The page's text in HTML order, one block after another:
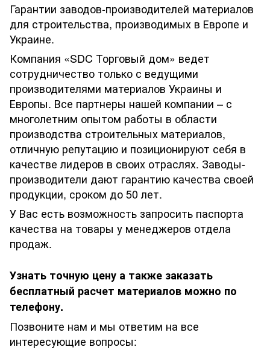
Гарантии заводов-производителей материалов
для строительства, производимых в Европе и
Украине.
Компания «SDC Торговый дом» ведет
сотрудничество только с ведущими
производителями материалов Украины и
Европы. Все партнеры нашей компании – с
многолетним опытом работы в области
производства строительных материалов,
отличную репутацию и позиционируют себя в
качестве лидеров в своих отраслях. Заводы-
производители дают гарантию качества своей
продукции, сроком до 50 лет.
У Вас есть возможность запросить паспорта
качества на товары у менеджеров отдела
продаж.
Узнать точную цену а также заказать
бесплатный расчет материалов можно по
телефону.
Позвоните нам и мы ответим на все
интересующие вопросы: